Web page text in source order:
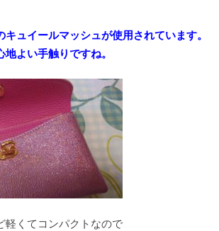
ュイールマッシュが使用されています。
よい手触りですね。
軽くてコンパクトなので